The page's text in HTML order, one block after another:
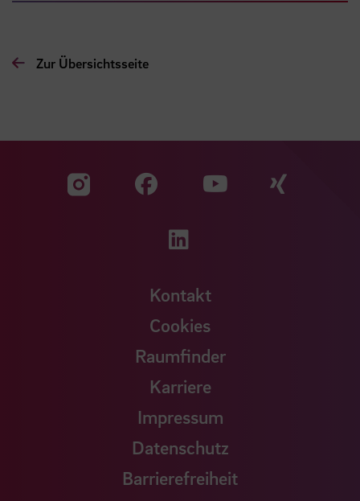
Zur Übersichtsseite
Zu unserer Facebook
Zu
Zu unserer
Kontakt
Cookies
Raumfinder
Karriere
Impressum
Datenschutz
Barrierefreiheit